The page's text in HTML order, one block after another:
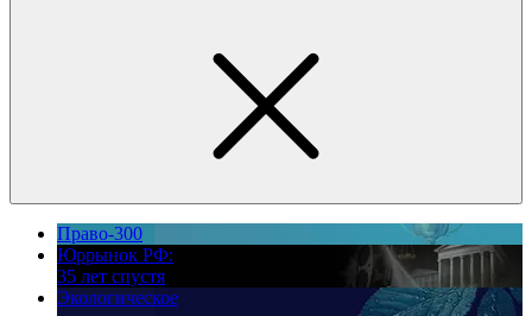
Право-300
Юррынок РФ:
35 лет спустя
Экологическое